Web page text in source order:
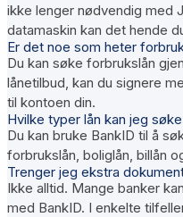
ikke lenger nødvendig med
datamaskin kan det hende
Er det noe som heter
Du kan søke forbrukslån
lånetilbud, kan du signere
til kontoen din.
Hvilke typer lån kan jeg
Du kan bruke BankID til å
forbrukslån, boliglån, billån
Trenger jeg ekstra
Ikke alltid. Mange banker
med BankID. I enkelte